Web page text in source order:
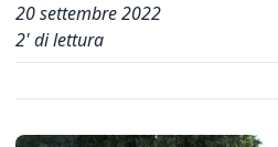
20 settembre 2022
2' di lettura